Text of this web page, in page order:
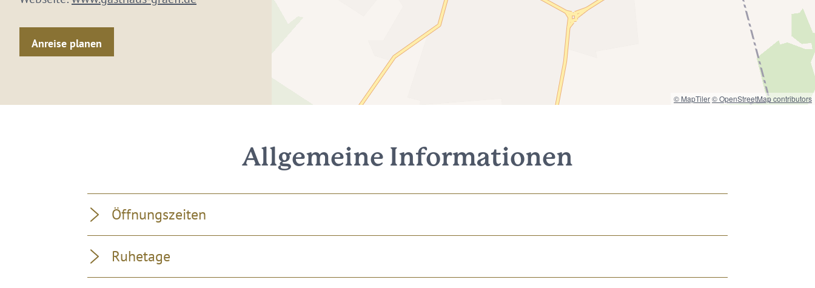
Anreise planen
© MapTiler© OpenStreetMap contributors
Allgemeine Informationen
Öffnungszeiten
Ruhetage